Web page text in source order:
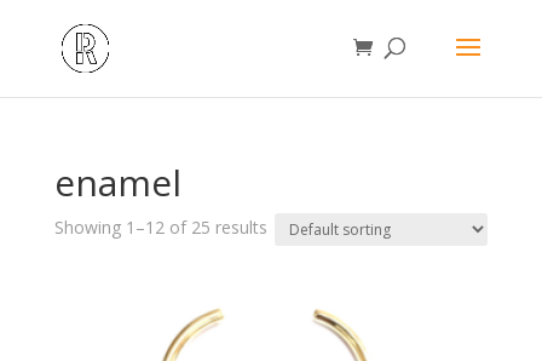
enamel
Showing 1–12 of 25 results